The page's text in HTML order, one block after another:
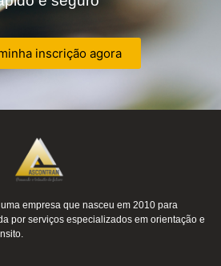
inscrição agora
empresa que nasceu em 2010 para
por serviços especializados em orientação e